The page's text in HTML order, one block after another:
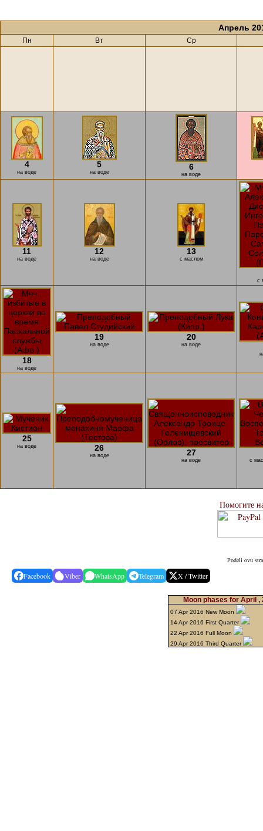
Апрель
Пн Вт Ср
4
на воде
5
на воде
6
на воде
11
на воде
12
на воде
13
с маслом
с
18
на воде
19
на воде
20
на воде
25
на воде 26
на воде 27
на воде с
Помогите
Podeli ovu
Facebook Viber WhatsApp Telegram X / Twitter
Moon phases for April ,
07 Apr 2016 New Moon
14 Apr 2016 First Quarter
22 Apr 2016 Full Moon
29 Apr 2016 Third Quarter